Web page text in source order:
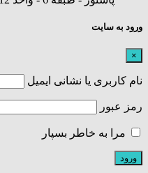
ورود به سایت
×
نام کاربری یا نشانی ایمیل
رمز عبور
مرا به خاطر بسپار